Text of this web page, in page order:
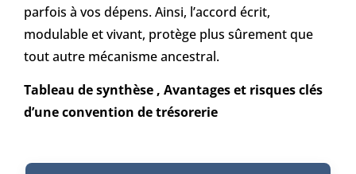
parfois à vos dépens. Ainsi, l’accord écrit,
modulable et vivant, protège plus sûrement que
tout autre mécanisme ancestral.
Tableau de synthèse , Avantages et risques clés
d’une convention de trésorerie